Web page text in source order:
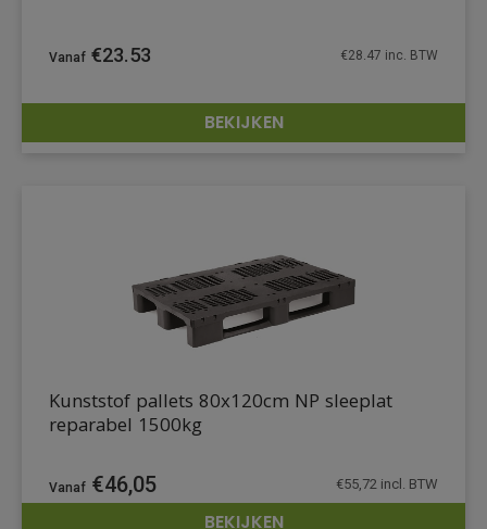
DETAILS
€23.53 €28.47 inc. BTW
BEKIJKEN
Kunststof pallets 80x120cm NP sleeplat
reparabel 1500kg
€46,05 €55,72 incl. BTW
BEKIJKEN